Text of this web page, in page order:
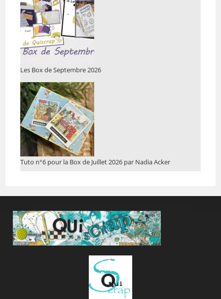
Les Box de Septembre 2026
Tuto n°6 pour la Box de Juillet 2026 par Nadia Acker